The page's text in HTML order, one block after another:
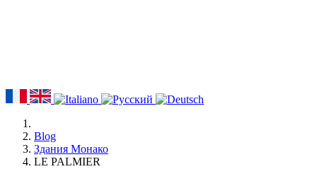
Blog
Здания Монако
LE PALMIER